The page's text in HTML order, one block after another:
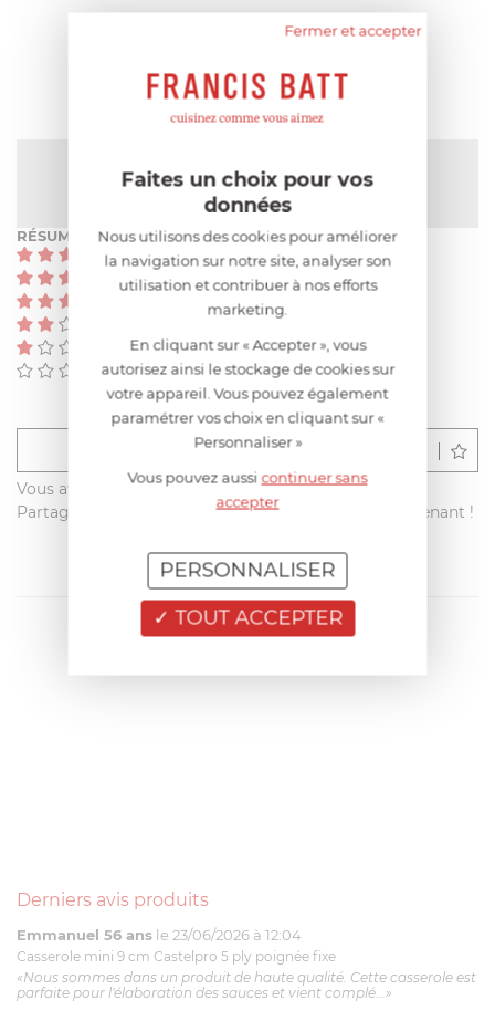
Pas encore de note
RÉSUMÉ
(0)
(0)
(0)
(0)
Déposer un avis
Vous avez acheté ce produit sur francisbatt.com ?
Partagez votre avis avec les autres clients dès maintenant !
Derniers avis produits
Emmanuel 56 ans le 23/06/2026 à 12:04
Casserole mini 9 cm Castelpro 5 ply poignée fixe
«Nous sommes dans un produit de haute qualité. Cette casserole est
parfaite pour l'élaboration des sauces et vient complé...»
Fermer et accepter
Faites un choix pour vos
données
Nous utilisons des cookies pour améliorer
la navigation sur notre site, analyser son
utilisation et contribuer à nos efforts
marketing.
En cliquant sur « Accepter », vous
autorisez ainsi le stockage de cookies sur
votre appareil. Vous pouvez également
paramétrer vos choix en cliquant sur «
Personnaliser »
Vous pouvez aussicontinuer sans
accepter
TOUT ACCEPTER
PERSONNALISER